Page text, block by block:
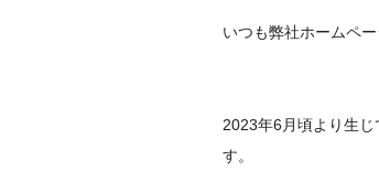
いつも弊社ホームペ
2023年6月頃より生
す。